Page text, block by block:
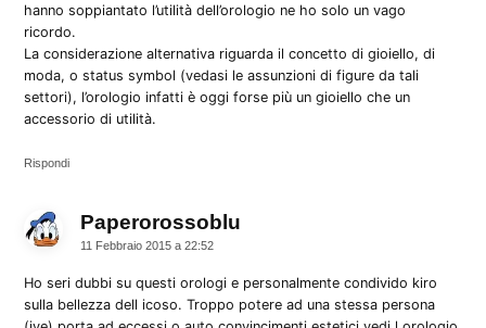
hanno soppiantato l’utilità dell’orologio ne ho solo un vago
ricordo.
La considerazione alternativa riguarda il concetto di gioiello, di
moda, o status symbol (vedasi le assunzioni di figure da tali
settori), l’orologio infatti è oggi forse più un gioiello che un
accessorio di utilità.
Rispondi
Paperorossoblu
11 Febbraio 2015 a 22:52
Ho seri dubbi su questi orologi e personalmente condivido kiro
sulla bellezza dell icoso. Troppo potere ad una stessa persona